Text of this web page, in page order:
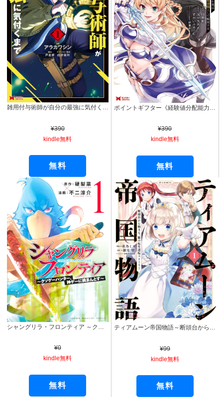
雑用付与術師が自分の最強に気付くまで（コミック） ： 1 (モンスターコミックス)
¥390
kindle無料
無料
¥390
kindle無料
無料
¥0
kindle無料
無料
ティアムーン帝国物語～断頭台から始まる、姫の転生逆転ストーリー～@COMIC 第1巻 (コロナ・コミックス)
¥99
kindle無料
無料